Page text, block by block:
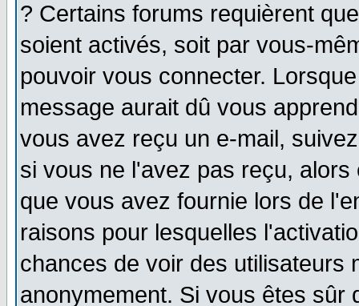
? Certains forums requièrent
soient activés, soit par vous-
pouvoir vous connecter.
message aurait dû vous
vous avez reçu un e-mail,
si vous ne l'avez pas reçu,
que vous avez fournie lors de
raisons pour lesquelles
chances de voir des utilisateurs
anonymement. Si vous êtes sûr